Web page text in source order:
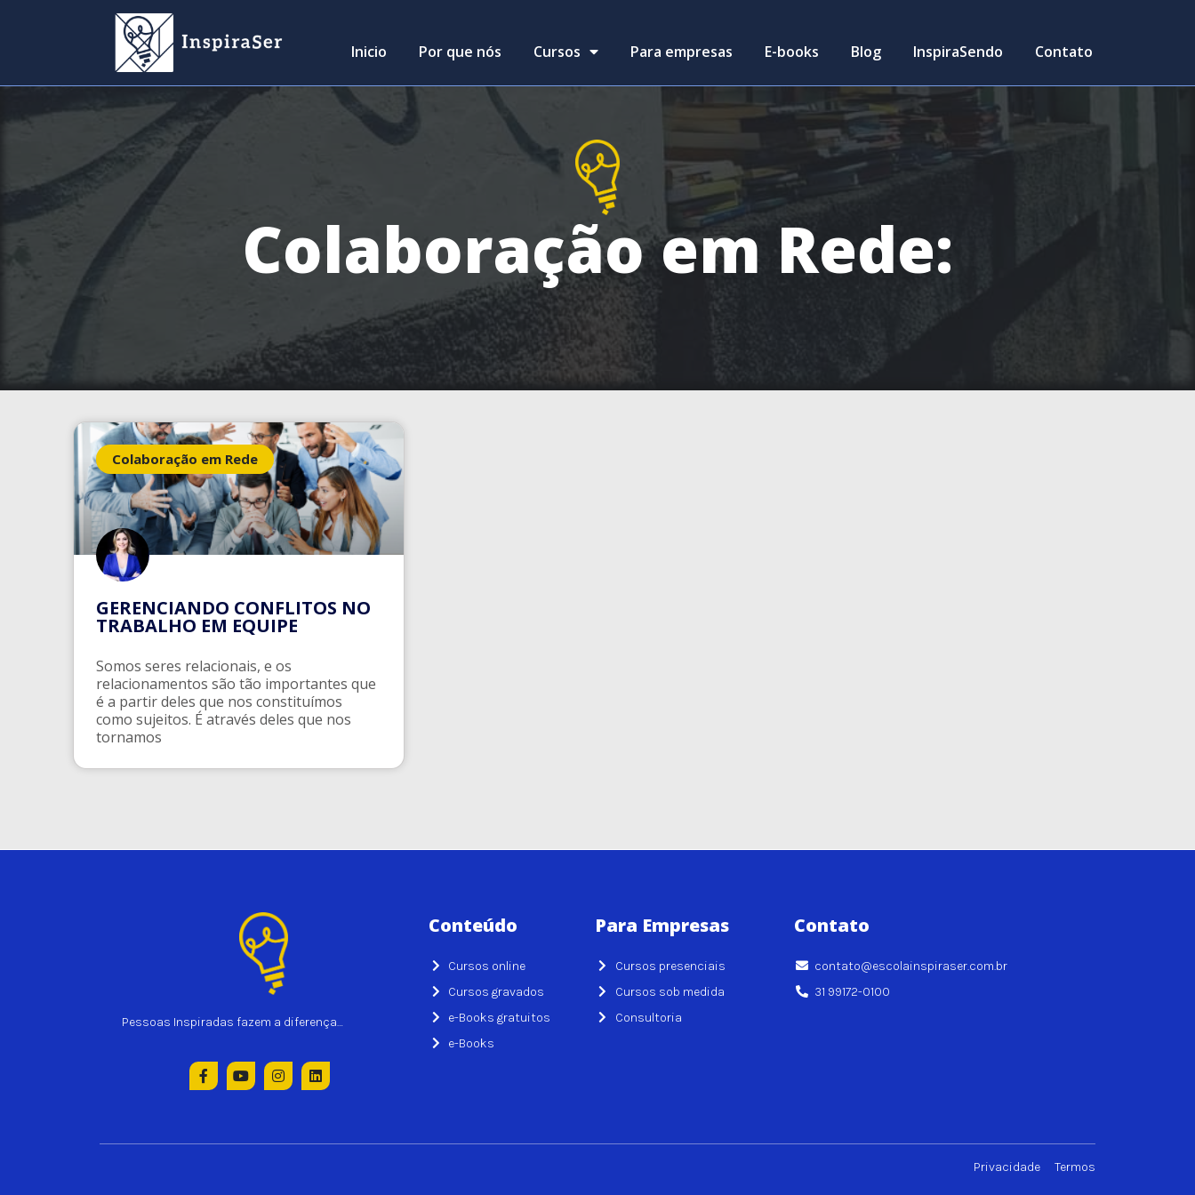
Inicio Por que nós Cursos Para empresas E-books Blog InspiraSendo Contato
Colaboração em Rede:
Colaboração em Rede
GERENCIANDO CONFLITOS NO
TRABALHO EM EQUIPE
Somos seres relacionais, e os
relacionamentos são tão importantes que
é a partir deles que nos constituímos
como sujeitos. É através deles que nos
tornamos
Pessoas Inspiradas fazem a diferença…
Conteúdo
Cursos online
Cursos gravados
e-Books gratuitos
e-Books
Para Empresas
Cursos presenciais
Cursos sob medida
Consultoria
Contato
contato@escolainspiraser.com.br
31 99172-0100
Privacidade Termos